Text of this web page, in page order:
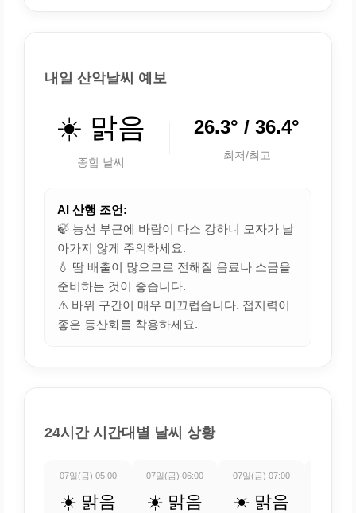
내일 산악날씨 예보
☀️ 맑음
종합 날씨
26.3° / 36.4°
최저/최고
AI 산행 조언:
🍃 능선 부근에 바람이 다소 강하니 모자가 날
아가지 않게 주의하세요.
💧 땀 배출이 많으므로 전해질 음료나 소금을
준비하는 것이 좋습니다.
⚠️ 바위 구간이 매우 미끄럽습니다. 접지력이
좋은 등산화를 착용하세요.
24시간 시간대별 날씨 상황
07일(금) 05:00
☀️ 맑음
07일(금) 06:00
☀️ 맑음
07일(금) 07:00
☀️ 맑음